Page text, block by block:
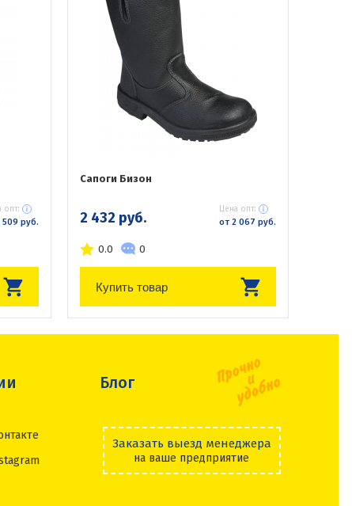
опт:
509 руб.
Сапоги Бизон
2 432 руб. Цена опт:
от 2 067 руб.
0.0 0
Купить товар
Блог
Заказать выезд менеджера
на ваше предприятие